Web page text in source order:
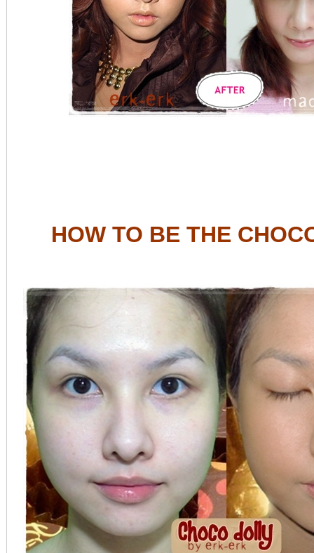
HOW TO BE THE